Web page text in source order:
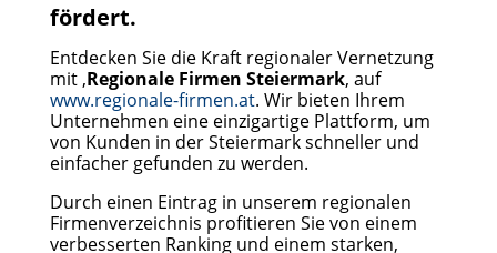
fördert.
Entdecken Sie die Kraft regionaler Vernetzung
mit ‚Regionale Firmen Steiermark‚ auf
www.regionale-firmen.at. Wir bieten Ihrem
Unternehmen eine einzigartige Plattform, um
von Kunden in der Steiermark schneller und
einfacher gefunden zu werden.
Durch einen Eintrag in unserem regionalen
Firmenverzeichnis profitieren Sie von einem
verbesserten Ranking und einem starken,